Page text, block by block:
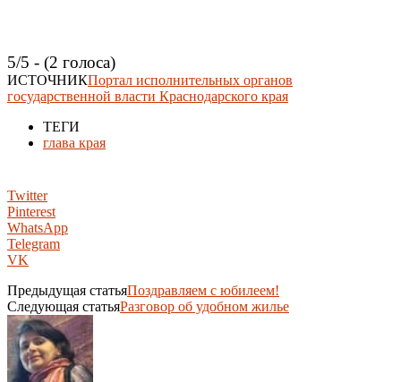
5/5 - (2 голоса)
ИСТОЧНИКПортал исполнительных органов
государственной власти Краснодарского края
ТЕГИ
глава края
Twitter
Pinterest
WhatsApp
Telegram
VK
Предыдущая статьяПоздравляем с юбилеем!
Следующая статьяРазговор об удобном жилье